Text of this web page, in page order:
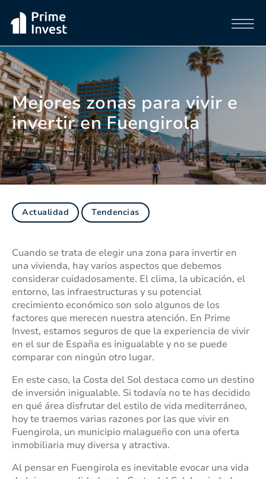
Mejores zonas para vivir e
invertir en Fuengirola
Actualidad Tendencias
Cuando se trata de elegir una zona para invertir en
una vivienda, hay varios aspectos que debemos
considerar cuidadosamente. El clima, la ubicación, el
entorno, las infraestructuras y su potencial
crecimiento económico son solo algunos de los
factores que merecen nuestra atención. En Prime
Invest, estamos seguros de que la experiencia de vivir
en el sur de España es inigualable y no se puede
comparar con ningún otro lugar.
En este caso, la Costa del Sol destaca como un destino
de inversión inigualable. Si todavía no te has decidido
en qué área disfrutar del estilo de vida mediterráneo,
hoy te traemos varias razones por las que vivir en
Fuengirola, un municipio malagueño con una oferta
inmobiliaria muy diversa y atractiva.
Al pensar en Fuengirola es inevitable evocar una vida